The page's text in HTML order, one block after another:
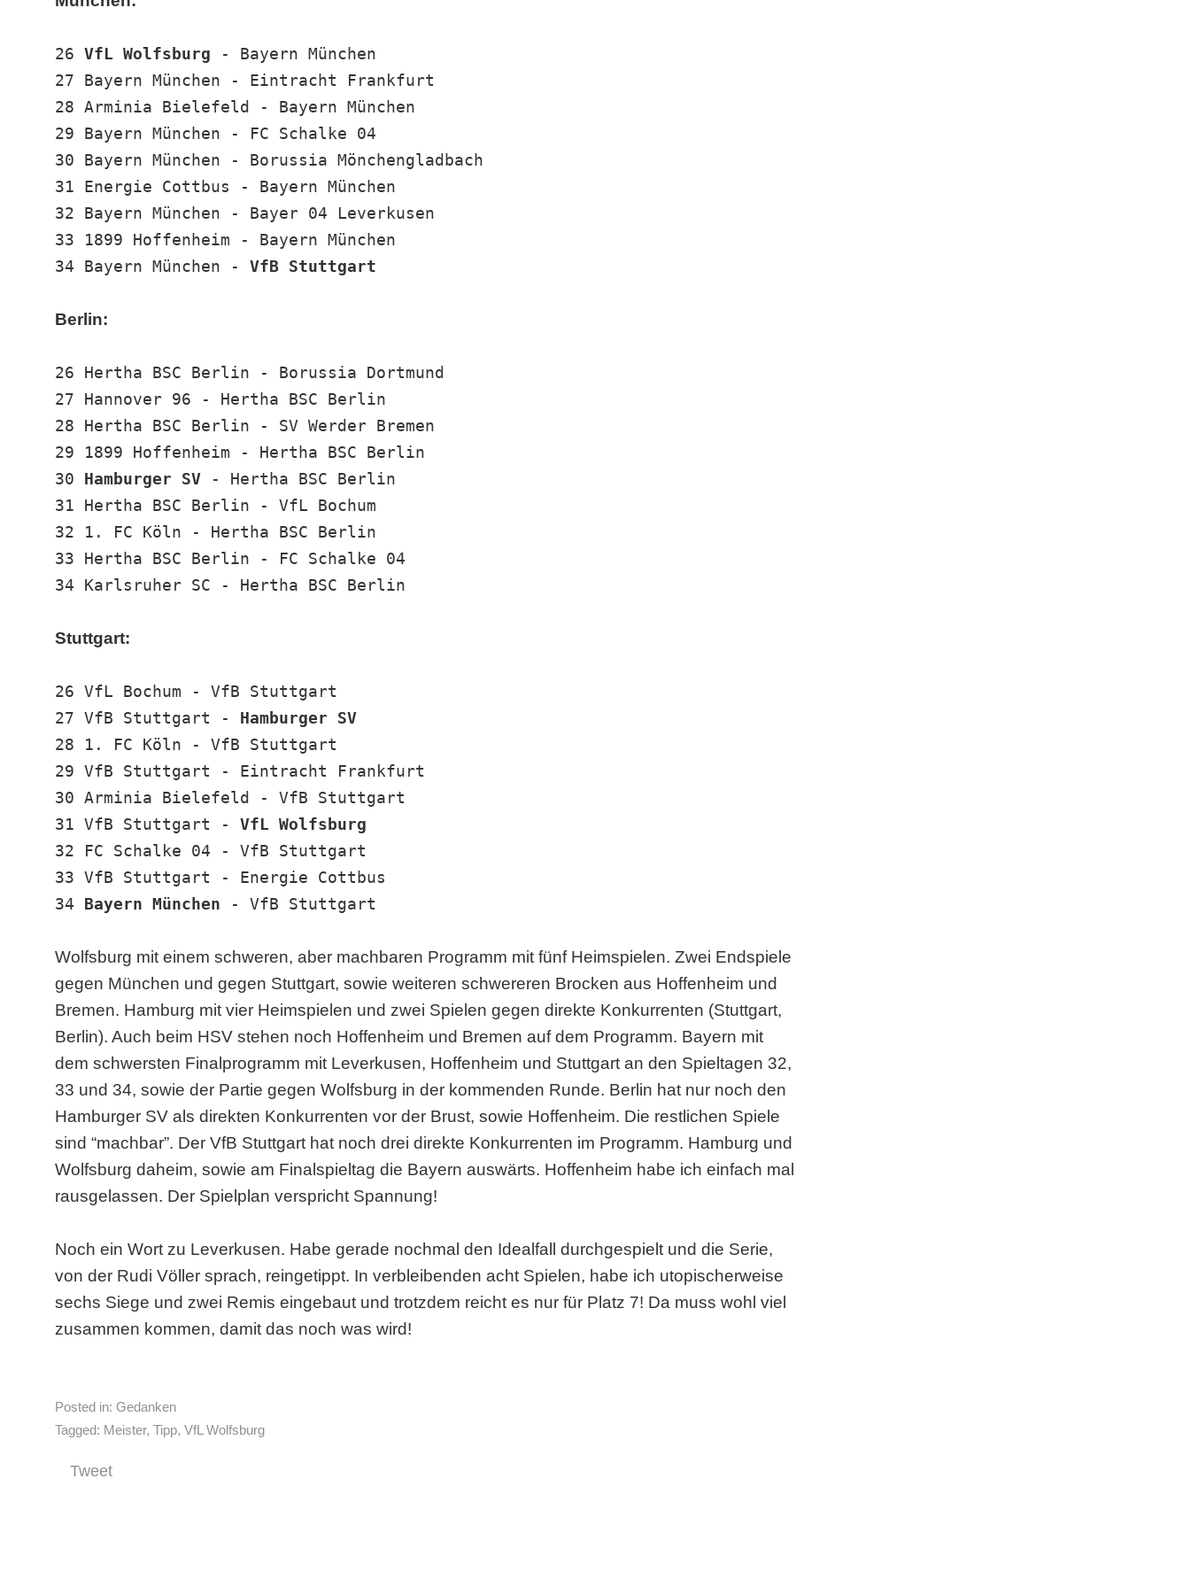
26 VfL Wolfsburg - Bayern München
27 Bayern München - Eintracht Frankfurt
28 Arminia Bielefeld - Bayern München
29 Bayern München - FC Schalke 04
30 Bayern München - Borussia Mönchengladbach
31 Energie Cottbus - Bayern München
32 Bayern München - Bayer 04 Leverkusen
33 1899 Hoffenheim - Bayern München
34 Bayern München - VfB Stuttgart
Berlin:
26 Hertha BSC Berlin - Borussia Dortmund
27 Hannover 96 - Hertha BSC Berlin
28 Hertha BSC Berlin - SV Werder Bremen
29 1899 Hoffenheim - Hertha BSC Berlin
30 Hamburger SV - Hertha BSC Berlin
31 Hertha BSC Berlin - VfL Bochum
32 1. FC Köln - Hertha BSC Berlin
33 Hertha BSC Berlin - FC Schalke 04
34 Karlsruher SC - Hertha BSC Berlin
Stuttgart:
26 VfL Bochum - VfB Stuttgart
27 VfB Stuttgart - Hamburger SV
28 1. FC Köln - VfB Stuttgart
29 VfB Stuttgart - Eintracht Frankfurt
30 Arminia Bielefeld - VfB Stuttgart
31 VfB Stuttgart - VfL Wolfsburg
32 FC Schalke 04 - VfB Stuttgart
33 VfB Stuttgart - Energie Cottbus
34 Bayern München - VfB Stuttgart
Wolfsburg mit einem schweren, aber machbaren Programm mit fünf Heimspielen. Zwei Endspiele
gegen München und gegen Stuttgart, sowie weiteren schwereren Brocken aus Hoffenheim und
Bremen. Hamburg mit vier Heimspielen und zwei Spielen gegen direkte Konkurrenten (Stuttgart,
Berlin). Auch beim HSV stehen noch Hoffenheim und Bremen auf dem Programm. Bayern mit
dem schwersten Finalprogramm mit Leverkusen, Hoffenheim und Stuttgart an den Spieltagen 32,
33 und 34, sowie der Partie gegen Wolfsburg in der kommenden Runde. Berlin hat nur noch den
Hamburger SV als direkten Konkurrenten vor der Brust, sowie Hoffenheim. Die restlichen Spiele
sind “machbar”. Der VfB Stuttgart hat noch drei direkte Konkurrenten im Programm. Hamburg und
Wolfsburg daheim, sowie am Finalspieltag die Bayern auswärts. Hoffenheim habe ich einfach mal
rausgelassen. Der Spielplan verspricht Spannung!
Noch ein Wort zu Leverkusen. Habe gerade nochmal den Idealfall durchgespielt und die Serie,
von der Rudi Völler sprach, reingetippt. In verbleibenden acht Spielen, habe ich utopischerweise
sechs Siege und zwei Remis eingebaut und trotzdem reicht es nur für Platz 7! Da muss wohl viel
zusammen kommen, damit das noch was wird!
Posted in: Gedanken
Tagged: Meister, Tipp, VfL Wolfsburg
Tweet